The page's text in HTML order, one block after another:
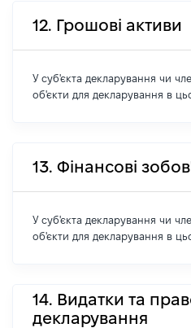
12. Грошові активи
У суб'єкта декларування чи
об'єкти для декларування в
13. Фінансові
У суб'єкта декларування чи
об'єкти для декларування в
14. Видатки та
декларування